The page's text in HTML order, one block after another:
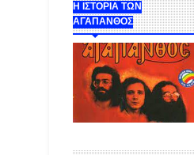
Η ΙΣΤΟΡΙΑ ΤΩΝ
ΑΓΑΠΑΝΘΟΣ